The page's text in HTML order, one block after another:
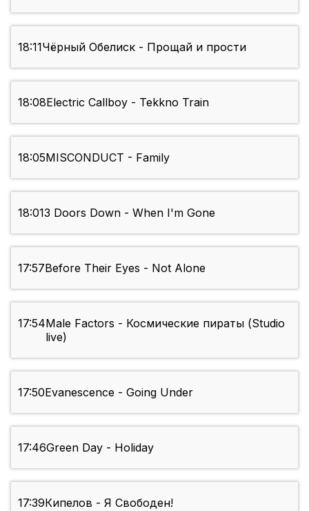
18:11Чёрный Обелиск - Прощай и прости
18:08Electric Callboy - Tekkno Train
18:05MISCONDUCT - Family
18:013 Doors Down - When I'm Gone
17:57Before Their Eyes - Not Alone
17:54Male Factors - Космические пираты (Studio
live)
17:50Evanescence - Going Under
17:46Green Day - Holiday
17:39Кипелов - Я Свободен!